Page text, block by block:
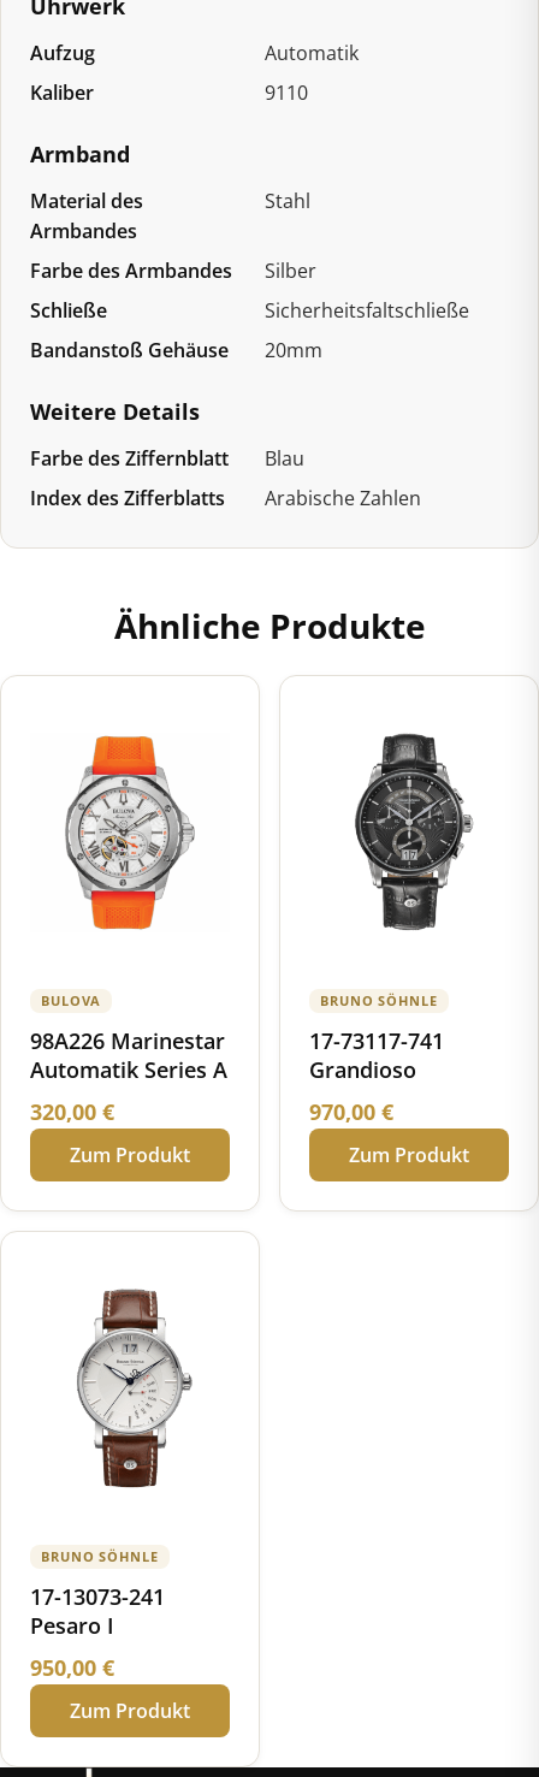
Uhrwerk
Aufzug
Automatik
Kaliber
9110
Armband
Material des
Armbandes
Stahl
Farbe des Armbandes
Silber
Schließe
Sicherheitsfaltschließe
Bandanstoß Gehäuse
20mm
Weitere Details
Farbe des Ziffernblatt
Blau
Index des Zifferblatts
Arabische Zahlen
Ähnliche Produkte
BULOVA
98A226 Marinestar
Automatik Series A
320,00 €
Zum Produkt
BRUNO SÖHNLE
17-73117-741
Grandioso
970,00 €
Zum Produkt
BRUNO SÖHNLE
17-13073-241
Pesaro I
950,00 €
Zum Produkt